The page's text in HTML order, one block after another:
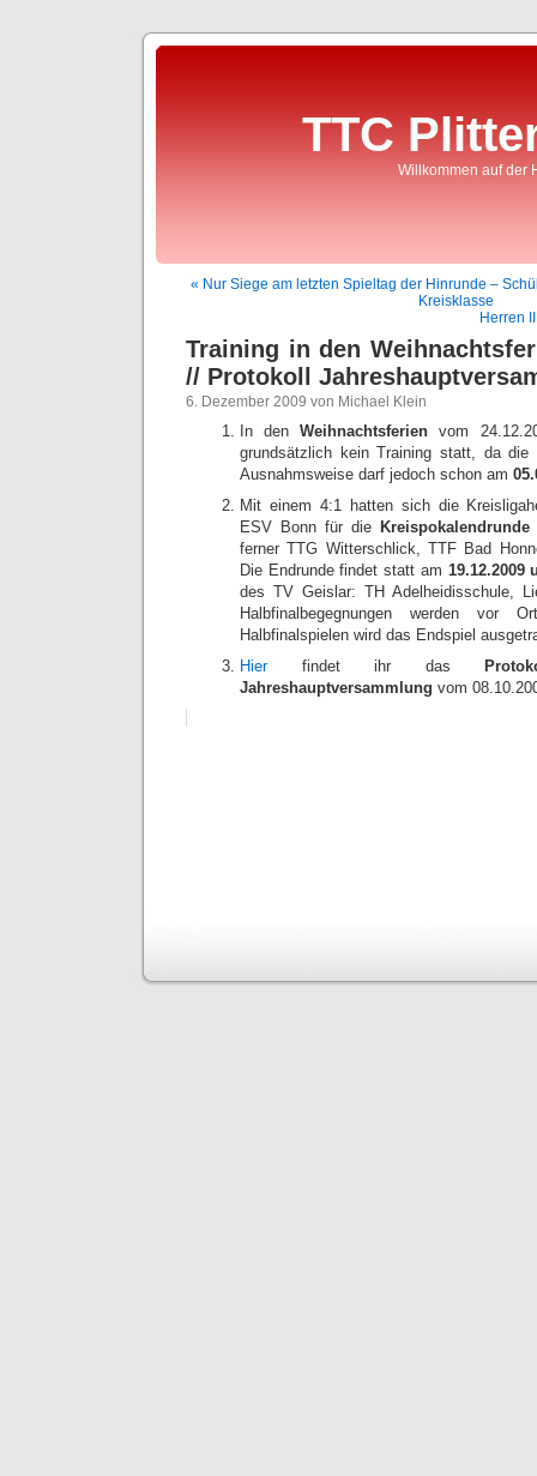
TTC
Willkommen auf der
« Nur Siege am letzten Spieltag der Hinrunde –
Kreisklasse
Herren
Training in den
// Protokoll
6. Dezember 2009 von Michael Klein
In denWeihnachtsferien vom
grundsätzlich kein Training statt, da die
Ausnahmsweise darf jedoch schon am
Mit einem 4:1 hatten sich die
ESV Bonn für die Kreispokalendrunde
ferner TTG Witterschlick, TTF Bad
Die Endrunde findet statt am 19.12.2009
des TV Geislar: TH Adelheidisschule,
Halbfinalbegegnungen werden vor
Halbfinalspielen wird das Endspiel
Hierfindet ihr das
Jahreshauptversammlung vom